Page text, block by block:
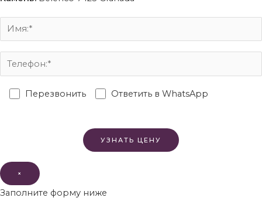
Перезвонить Ответить в WhatsApp
×
Заполните форму ниже